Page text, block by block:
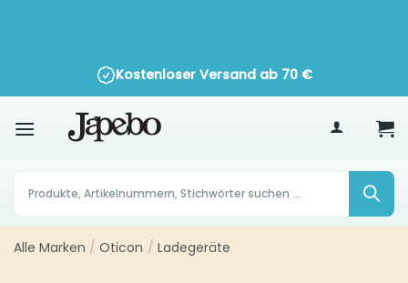
Kostenloser Versand ab70€
Products
search
Alle Marken Oticon / Ladegeräte